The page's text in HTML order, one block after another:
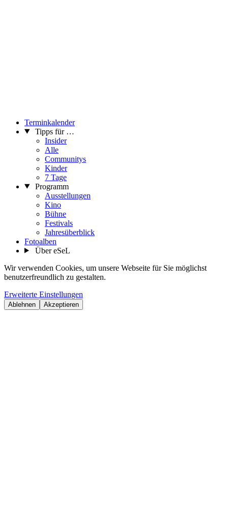
Terminkalender
Tipps für …
Insider
Alle
Communitys
Kinder
7 Tage
Programm
Ausstellungen
Kino
Bühne
Festivals
Jahresüberblick
Fotoalben
Über eSeL
Wir verwenden Cookies, um unsere Webseite für Sie möglichst
benutzerfreundlich zu gestalten.
Erweiterte Einstellungen
Ablehnen Akzeptieren